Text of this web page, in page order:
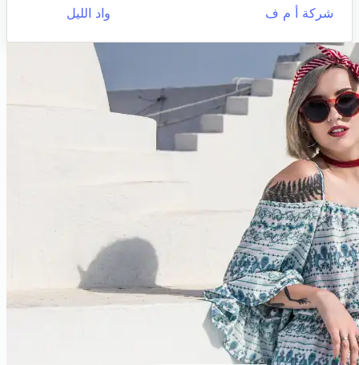
شركة أ م ف واد الليل